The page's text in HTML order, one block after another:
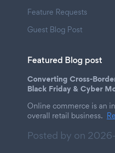
Feature Requests
Guest Blog Post
Featured Blog post
Converting Cross-
Black Friday & Cyber
Online commerce is an
overall retail business.
Posted by on